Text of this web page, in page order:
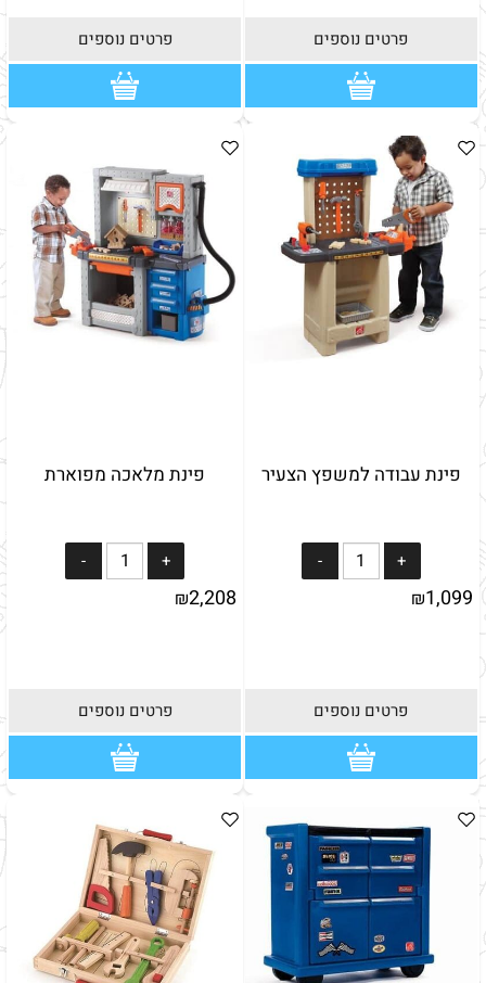
פרטים נוספים פרטים נוספים
פינת עבודה למשפץ הצעיר
₪1,099
פרטים נוספים
פינת מלאכה מפוארת
₪2,208
פרטים נוספים